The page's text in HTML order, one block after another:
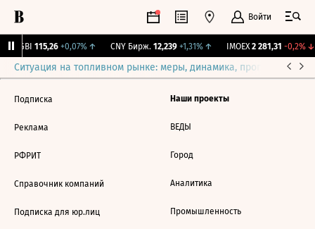
Войти
RGBI 115,26 +0,07%↑ CNY Бирж. 12,239 +1,31%↑ IMOEX 2 281,31 -0,2%↓
Ситуация на топливном рынке: меры, динамика, прогнозы
Подписка
Реклама
РФРИТ
Справочник компаний
Подписка для юр.лиц
Наши проекты
ВЕДЫ
Город
Аналитика
Промышленность